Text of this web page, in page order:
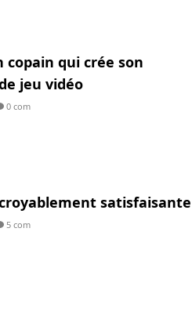
copain qui crée son
jeu vidéo
0 com
satisfaisante
5 com